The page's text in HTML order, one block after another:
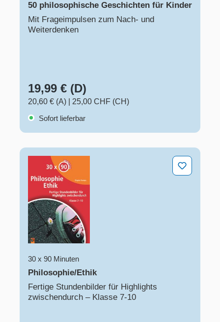
50 philosophische Geschichten für Kinder
Mit Frageimpulsen zum Nach- und
Weiterdenken
19,99 € (D)
20,60 € (A)
25,00 CHF (CH)
Sofort lieferbar
Philosophie/Ethik
30 x 90 Minuten
Philosophie/Ethik
Fertige Stundenbilder für Highlights
zwischendurch – Klasse 7-10